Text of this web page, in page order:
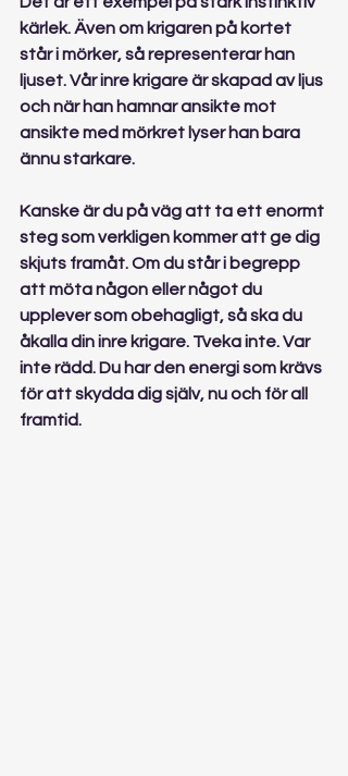
kärlek. Även om krigaren på kortet
står i mörker, så representerar han
ljuset. Vår inre krigare är skapad av ljus
och när han hamnar ansikte mot
ansikte med mörkret lyser han bara
ännu starkare.
Kanske är du på väg att ta ett enormt
steg som verkligen kommer att ge dig
skjuts framåt. Om du står i begrepp
att möta någon eller något du
upplever som obehagligt, så ska du
åkalla din inre krigare. Tveka inte. Var
inte rädd. Du har den energi som krävs
för att skydda dig själv, nu och för all
framtid.